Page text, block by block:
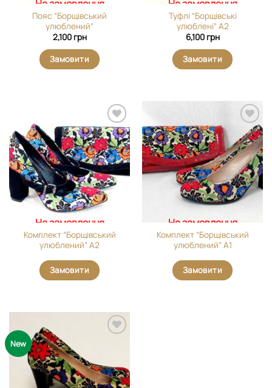
На замовлення
Пояс “Борщівський
улюблений”
2,100 грн
Замовити
На замовлення
Туфлі “Борщівські
улюблені” А2
6,100 грн
Замовити
Додати
виріб у
вибране
На замовлення
Комплект “Борщівський
улюблений” А2
Замовити
Додати
виріб у
вибране
На замовлення
Комплект “Борщівський
улюблений” А1
Замовити
New